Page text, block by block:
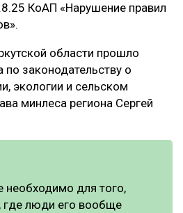
КоАП «Нарушение правил
области прошло
по законодательству о
экологии и сельском
минлеса региона Сергей
необходимо для того,
где люди его вообще